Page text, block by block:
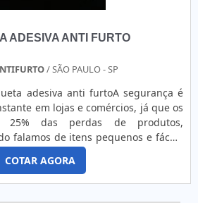
ADESIVA ANTI FURTO
/ SÃO PAULO - SP
adesiva anti furtoA segurança é
em lojas e comércios, já que os
25% das perdas de produtos,
falamos de itens pequenos e fáceis
bijuterias, entre outros.Apenas o
impede os furtos, por isso, instala-se
etiqueta adesiva anti furto, que
COTAR AGORA